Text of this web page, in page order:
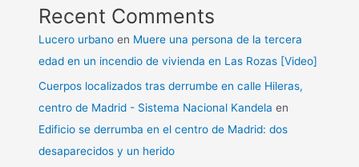
Recent Comments
Lucero urbano en Muere una persona de la tercera
edad en un incendio de vivienda en Las Rozas [Video]
Cuerpos localizados tras derrumbe en calle Hileras,
centro de Madrid - Sistema Nacional Kandela en
Edificio se derrumba en el centro de Madrid: dos
desaparecidos y un herido